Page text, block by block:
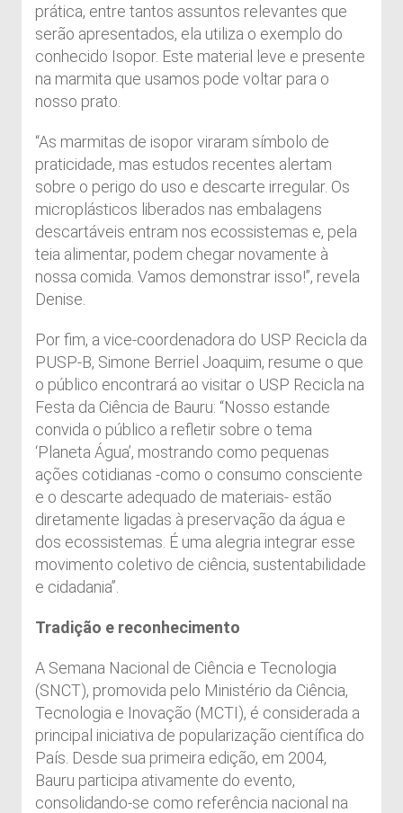
prática, entre tantos assuntos relevantes que
serão apresentados, ela utiliza o exemplo do
conhecido Isopor. Este material leve e presente
na marmita que usamos pode voltar para o
nosso prato.
“As marmitas de isopor viraram símbolo de
praticidade, mas estudos recentes alertam
sobre o perigo do uso e descarte irregular. Os
microplásticos liberados nas embalagens
descartáveis entram nos ecossistemas e, pela
teia alimentar, podem chegar novamente à
nossa comida. Vamos demonstrar isso!”, revela
Denise.
Por fim, a vice-coordenadora do USP Recicla da
PUSP-B, Simone Berriel Joaquim, resume o que
o público encontrará ao visitar o USP Recicla na
Festa da Ciência de Bauru: “Nosso estande
convida o público a refletir sobre o tema
‘Planeta Água’, mostrando como pequenas
ações cotidianas -como o consumo consciente
e o descarte adequado de materiais- estão
diretamente ligadas à preservação da água e
dos ecossistemas. É uma alegria integrar esse
movimento coletivo de ciência, sustentabilidade
e cidadania”.
Tradição e reconhecimento
A Semana Nacional de Ciência e Tecnologia
(SNCT), promovida pelo Ministério da Ciência,
Tecnologia e Inovação (MCTI), é considerada a
principal iniciativa de popularização científica do
País. Desde sua primeira edição, em 2004,
Bauru participa ativamente do evento,
consolidando-se como referência nacional na